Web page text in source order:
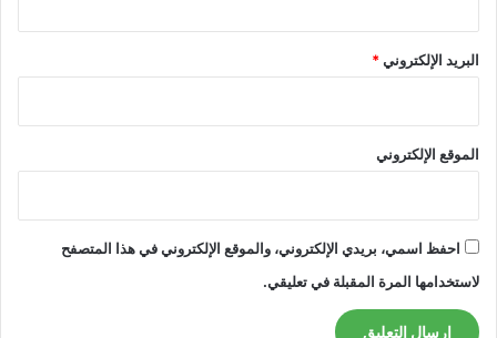
البريد الإلكتروني*
الموقع الإلكتروني
احفظ اسمي، بريدي الإلكتروني، والموقع الإلكتروني في هذا المتصفح
لاستخدامها المرة المقبلة في تعليقي.